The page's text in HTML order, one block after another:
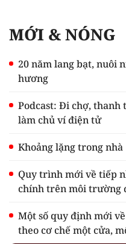
MỚI & NÓNG
20 năm lang bạt, nuôi
hương
Podcast: Đi chợ, thanh
làm chủ ví điện tử
Khoảng lặng trong nhà
Quy trình mới về tiếp
chính trên môi trường
Một số quy định mới
theo cơ chế một cửa,